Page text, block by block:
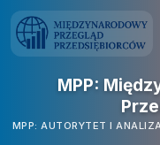
MPP:
MPP: AUTORYTET I